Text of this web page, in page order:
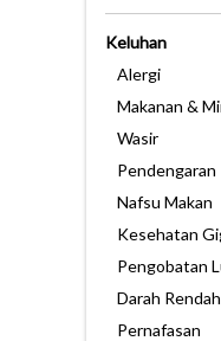
Keluhan
Alergi
Makanan &
Wasir
Pendengaran
Nafsu Makan
Kesehatan
Pengobatan
Darah Rendah
Pernafasan